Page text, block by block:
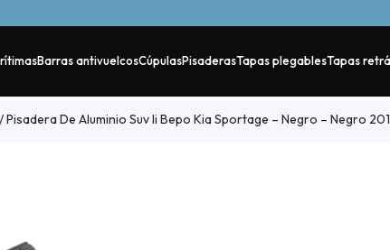
Barras antivuelcosCúpulasPisaderasTapas plegablesTapas
/Pisadera De Aluminio Suv Ii Bepo Kia Sportage – Negro – Negro